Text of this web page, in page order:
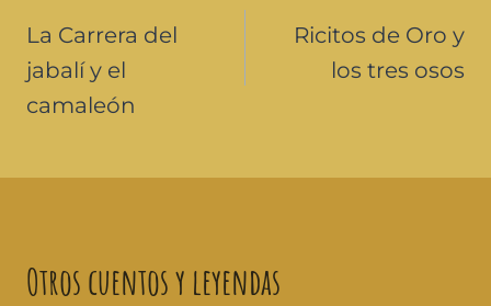
La Carrera del
jabalí y el
camaleón
Ricitos de Oro y
los tres osos
Otros cuentos y leyendas